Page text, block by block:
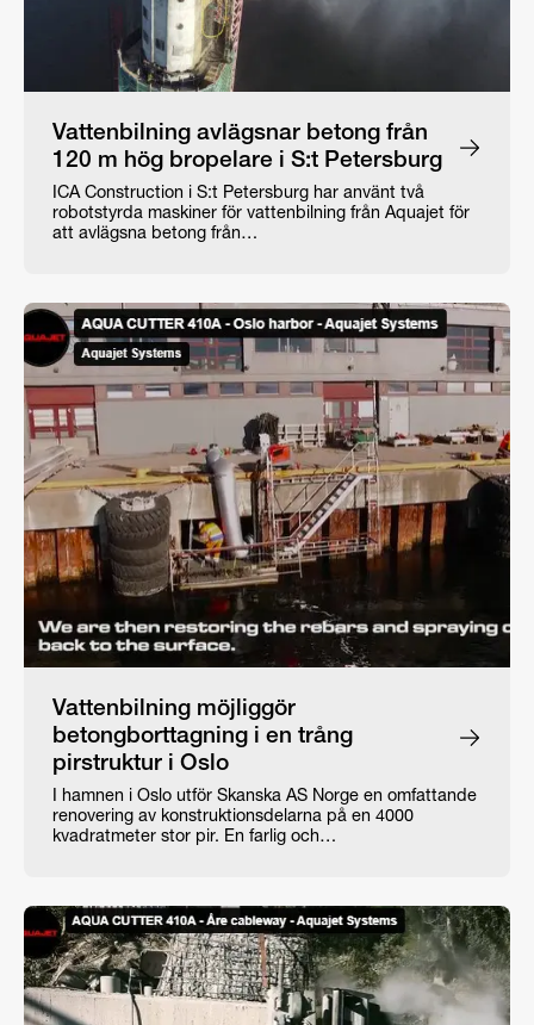
Vattenbilning avlägsnar betong från
120 m hög bropelare i S:t Petersburg
ICA Construction i S:t Petersburg har använt två
robotstyrda maskiner för vattenbilning från Aquajet för
att avlägsna betong från…
Vattenbilning möjliggör
betongborttagning i en trång
pirstruktur i Oslo
I hamnen i Oslo utför Skanska AS Norge en omfattande
renovering av konstruktionsdelarna på en 4000
kvadratmeter stor pir. En farlig och…